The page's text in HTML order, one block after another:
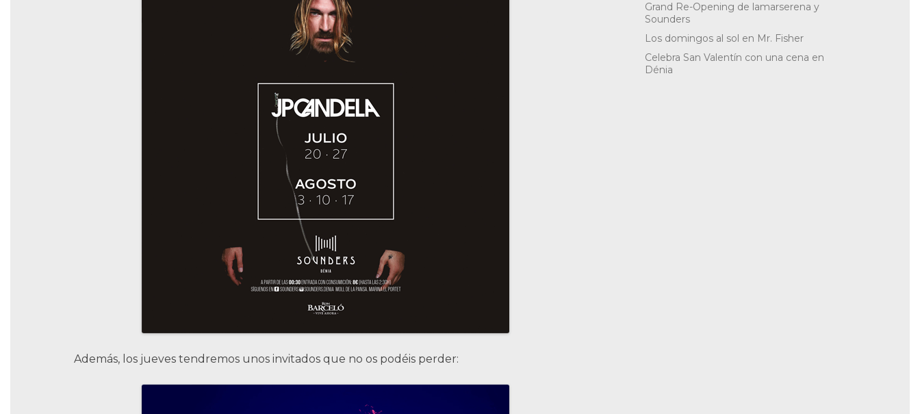
Además, los jueves tendremos unos invitados que no os podéis perder:
Grand Re-Opening de lamarserena y
Sounders
Los domingos al sol en Mr. Fisher
Celebra San Valentín con una cena en
Dénia